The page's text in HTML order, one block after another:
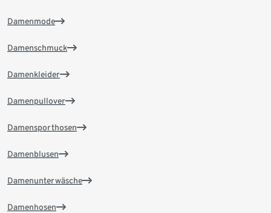
Damenmode
Damenschmuck
Damenkleider
Damenpullover
Damensporthosen
Damenblusen
Damenunterwäsche
Damenhosen